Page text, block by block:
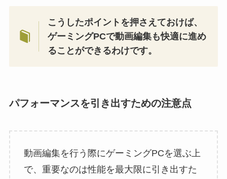
こうしたポイントを押さえておけば、
ゲーミングPCで動画編集も快適に進め
ることができるわけです。
パフォーマンスを引き出すための注意点
動画編集を行う際にゲーミングPCを選ぶ上
で、重要なのは性能を最大限に引き出すた